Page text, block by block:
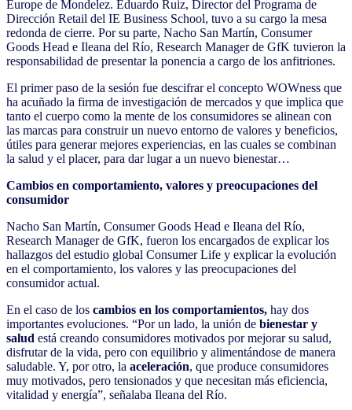
Europe de Mondelez. Eduardo Ruiz, Director del Programa de
Dirección Retail del IE Business School, tuvo a su cargo la mesa
redonda de cierre. Por su parte, Nacho San Martín, Consumer
Goods Head e Ileana del Río, Research Manager de GfK tuvieron la
responsabilidad de presentar la ponencia a cargo de los anfitriones.
El primer paso de la sesión fue descifrar el concepto WOWness que
ha acuñado la firma de investigación de mercados y que implica que
tanto el cuerpo como la mente de los consumidores se alinean con
las marcas para construir un nuevo entorno de valores y beneficios,
útiles para generar mejores experiencias, en las cuales se combinan
la salud y el placer, para dar lugar a un nuevo bienestar…
Cambios en comportamiento, valores y preocupaciones del
consumidor
Nacho San Martín, Consumer Goods Head e Ileana del Río,
Research Manager de GfK, fueron los encargados de explicar los
hallazgos del estudio global Consumer Life y explicar la evolución
en el comportamiento, los valores y las preocupaciones del
consumidor actual.
En el caso de los cambios en los comportamientos, hay dos
importantes evoluciones. “Por un lado, la unión de bienestar y
salud está creando consumidores motivados por mejorar su salud,
disfrutar de la vida, pero con equilibrio y alimentándose de manera
saludable. Y, por otro, la aceleración, que produce consumidores
muy motivados, pero tensionados y que necesitan más eficiencia,
vitalidad y energía”, señalaba Ileana del Río.